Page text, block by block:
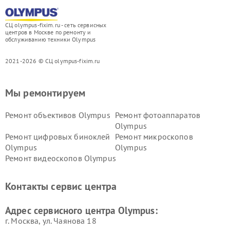
СЦ olympus-fixim.ru - сеть сервисных
центров в Москве по ремонту и
обслуживанию техники Olympus
2021-2026 © СЦ olympus-fixim.ru
Мы ремонтируем
Ремонт объективов Olympus Ремонт фотоаппаратов
Olympus
Ремонт цифровых биноклей
Olympus
Ремонт микроскопов
Olympus
Ремонт видеоскопов Olympus
Контакты сервис центра
Адрес сервисного центра Olympus:
г. Москва, ул. Чаянова 18